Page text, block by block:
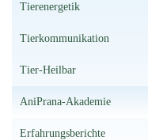
Tierenergetik
Tierkommunikation
Tier-Heilbar
AniPrana-Akademie
Erfahrungsberichte